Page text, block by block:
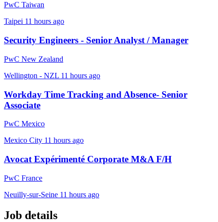
PwC Taiwan
Taipei 11 hours ago
Security Engineers - Senior Analyst / Manager
PwC New Zealand
Wellington - NZL 11 hours ago
Workday Time Tracking and Absence- Senior
Associate
PwC Mexico
Mexico City 11 hours ago
Avocat Expérimenté Corporate M&A F/H
PwC France
Neuilly-sur-Seine 11 hours ago
Job details